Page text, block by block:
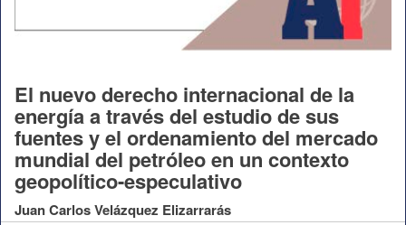
El nuevo derecho internacional de la
energía a través del estudio de sus
fuentes y el ordenamiento del mercado
mundial del petróleo en un contexto
geopolítico-especulativo
Juan Carlos Velázquez Elizarrarás